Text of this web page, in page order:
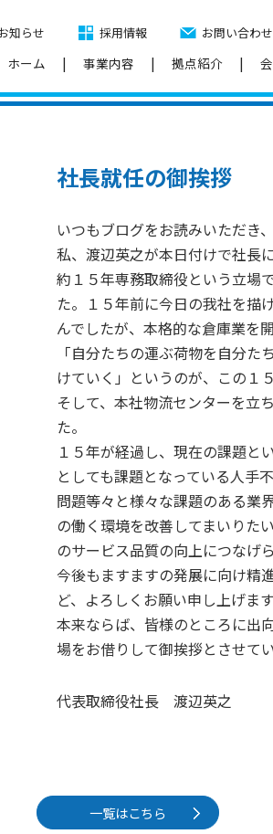
お知らせ 採用情報 お問い合わせ
ホーム 事業内容 拠点紹介
社長就任の御挨拶
いつもブログをお読みいただき
私、渡辺英之が本日付けで社長
約１５年専務取締役という立場
た。１５年前に今日の我社を描
んでしたが、本格的な倉庫業を
「自分たちの運ぶ荷物を自分
けていく」というのが、この１
そして、本社物流センターを立
た。
１５年が経過し、現在の課題と
としても課題となっている人手
問題等々と様々な課題のある業
の働く環境を改善してまいりた
のサービス品質の向上につなげ
今後もますますの発展に向け精
ど、よろしくお願い申し上げます
本来ならば、皆様のところに出
場をお借りして御挨拶とさせて
代表取締役社長 渡辺英之
一覧はこちら